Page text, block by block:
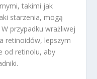
takimi jak
starzenia, mogą
przypadku wrażliwej
retinoidów, lepszym
od retinolu, aby